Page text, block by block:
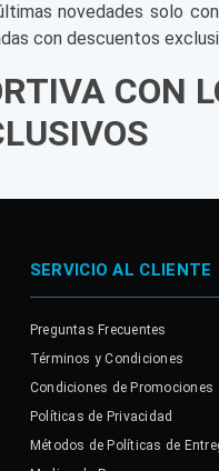
novedades solo
con descuentos
CON
SERVICIO AL CLIENTE
Preguntas Frecuentes
Términos y Condiciones
Condiciones de Promociones
Políticas de Privacidad
Métodos de Políticas de